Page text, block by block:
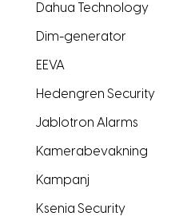
Dahua Technology
Dim-generator
EEVA
Hedengren Security
Jablotron Alarms
Kamerabevakning
Kampanj
Ksenia Security